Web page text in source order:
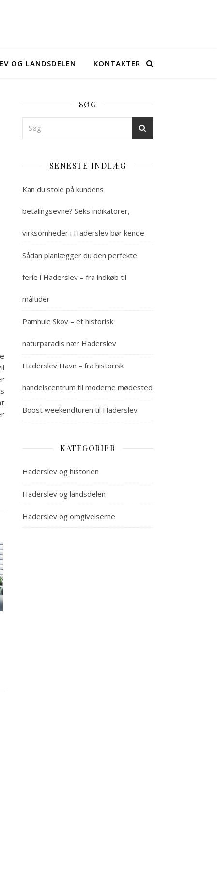
OG LANDSDELEN KONTAKTER
SØG
SENESTE INDLÆG
Kan du stole på kundens
betalingsevne? Seks indikatorer,
virksomheder i Haderslev bør kende
Sådan planlægger du den perfekte
ferie i Haderslev – fra indkøb til
måltider
Pamhule Skov – et historisk
naturparadis nær Haderslev
Haderslev Havn – fra historisk
handelscentrum til moderne mødested
Boost weekendturen til Haderslev
KATEGORIER
Haderslev og historien
Haderslev og landsdelen
Haderslev og omgivelserne